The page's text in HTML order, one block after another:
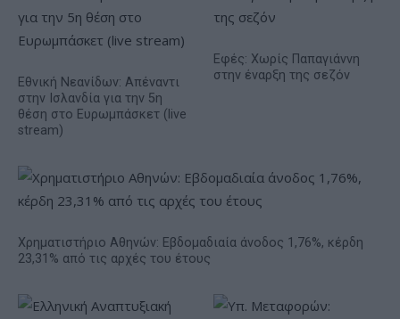
Εθνική Νεανίδων: Απέναντι
στην Ισλανδία για την 5η
θέση στο Ευρωμπάσκετ (live
stream)
Εφές: Χωρίς Παπαγιάννη
στην έναρξη της σεζόν
Χρηματιστήριο Αθηνών: Εβδομαδιαία άνοδος 1,76%, κέρδη
23,31% από τις αρχές του έτους